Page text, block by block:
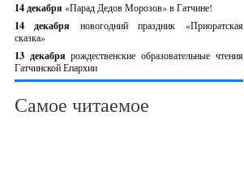
14 декабря «Парад Дедов Морозов» в Гатчине!
14 декабря новогодний праздник «Приоратская
сказка»
13 декабрярождественские образовательные чтения
Гатчинской Епархии
Самое читаемое